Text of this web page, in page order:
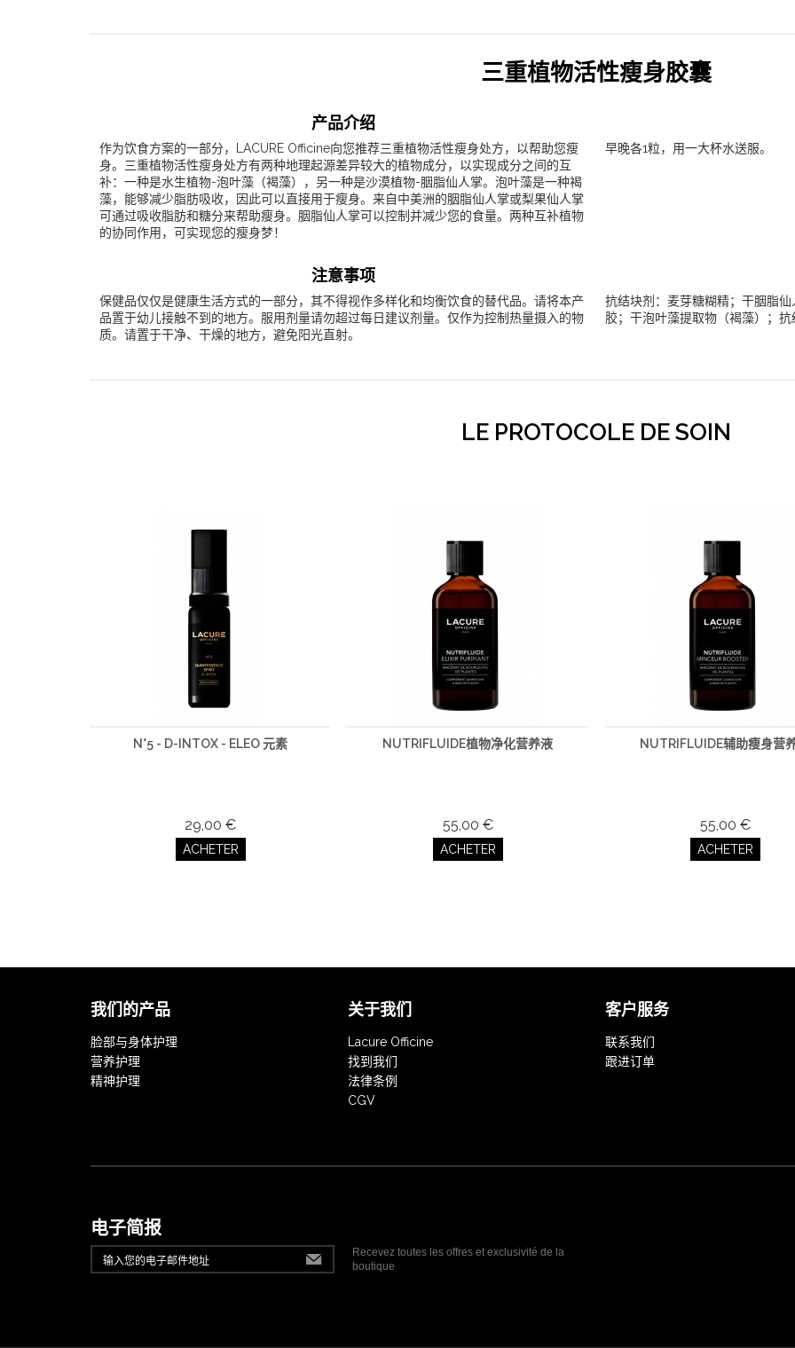
三重植物活性瘦身胶囊
产品介绍
作为饮食方案的一部分，LACURE Officine向您推荐三重植物活性瘦身处方，以帮助您瘦
身。三重植物活性瘦身处方有两种地理起源差异较大的植物成分，以实现成分之间的互
补：一种是水生植物-泡叶藻（褐藻），另一种是沙漠植物-胭脂仙人掌。泡叶藻是一种褐
藻，能够减少脂肪吸收，因此可以直接用于瘦身。来自中美洲的胭脂仙人掌或梨果仙人掌
可通过吸收脂肪和糖分来帮助瘦身。胭脂仙人掌可以控制并减少您的食量。两种互补植物
的协同作用，可实现您的瘦身梦！
早晚各1粒，用一大杯水送服。
注意事项
保健品仅仅是健康生活方式的一部分，其不得视作多样化和均衡饮食的替代品。请将本产
品置于幼儿接触不到的地方。服用剂量请勿超过每日建议剂量。仅作为控制热量摄入的物
质。请置于干净、干燥的地方，避免阳光直射。
抗结块剂：麦芽糖糊精；干胭脂
胶；干泡叶藻提取物（褐藻）；
LE PROTOCOLE DE SOIN
N°5 - D-INTOX - ELEO 元素
29,00 €
ACHETER
NUTRIFLUIDE植物净化营养液
55,00 €
ACHETER
NUTRIFLUIDE辅助瘦身营
55,00 €
ACHETER
我们的产品
脸部与身体护理
营养护理
精神护理
关于我们
Lacure Officine
找到我们
法律条例
CGV
客户服务
联系我们
跟进订单
电子简报
Recevez toutes les offres et exclusivité de la
boutique